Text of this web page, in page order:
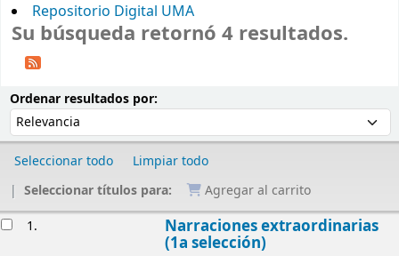
Repositorio Digital UMA
Su búsqueda retornó 4 resultados.
Ordenar resultados por:
Seleccionar todo
Limpiar todo
Seleccionar títulos para:
Agregar al carrito
1. Narraciones extraordinarias
(1a selección)